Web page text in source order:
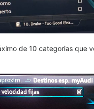
de 10 categorias que